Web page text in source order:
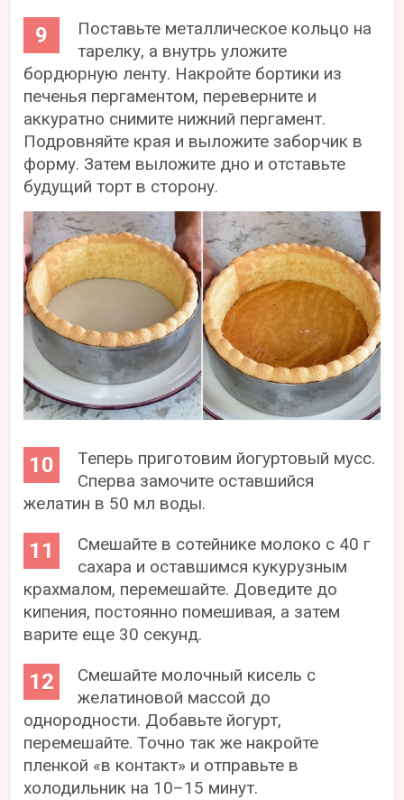
Поставьте металлическое кольцо на
тарелку, а внутрь уложите
бордюрную ленту. Накройте бортики из
печенья пергаментом, переверните и
аккуратно снимите нижний пергамент.
Подровняйте края и выложите заборчик в
форму. Затем выложите дно и отставьте
будущий торт в сторону.
Теперь приготовим йогуртовый мусс.
Сперва замочите оставшийся
желатин в 50 мл воды.
Смешайте в сотейнике молоко с 40 г
сахара и оставшимся кукурузным
крахмалом, перемешайте. Доведите до
кипения, постоянно помешивая, а затем
варите еще 30 секунд.
Смешайте молочный кисель с
желатиновой массой до
однородности. Добавьте йогурт,
перемешайте. Точно так же накройте
пленкой «в контакт» и отправьте в
холодильник на 10–15 минут.